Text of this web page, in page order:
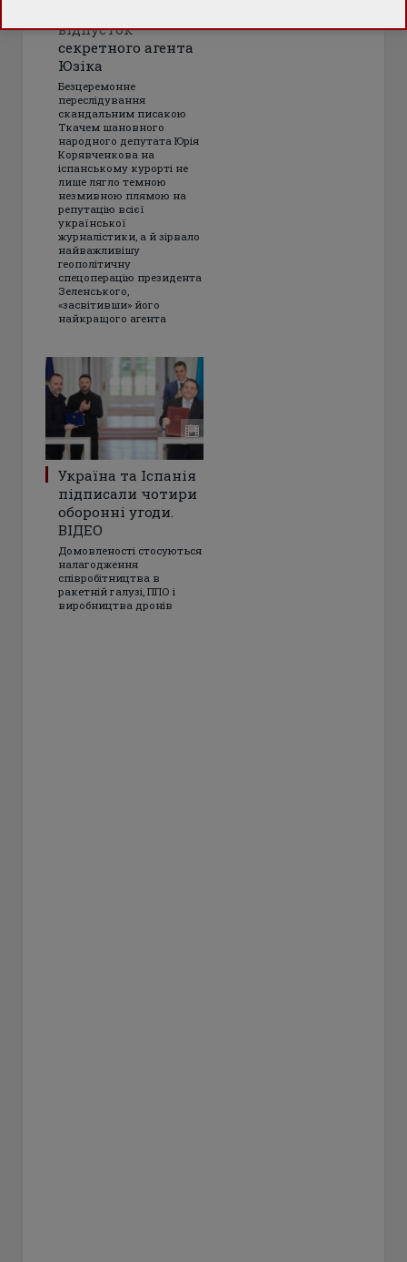
відпусток
секретного агента
Юзіка
Безцеремонне
переслідування
скандальним писакою
Ткачем шановного
народного депутата Юрія
Корявченкова на
іспанському курорті не
лише лягло темною
незмивною плямою на
репутацію всієї
української
журналістики, а й зірвало
найважливішу
геополітичну
спецоперацію президента
Зеленського,
«засвітивши» його
найкращого агента
Україна та Іспанія
підписали чотири
оборонні угоди.
ВІДЕО
Домовленості стосуються
налагодження
співробітництва в
ракетній галузі, ППО і
виробництва дронів